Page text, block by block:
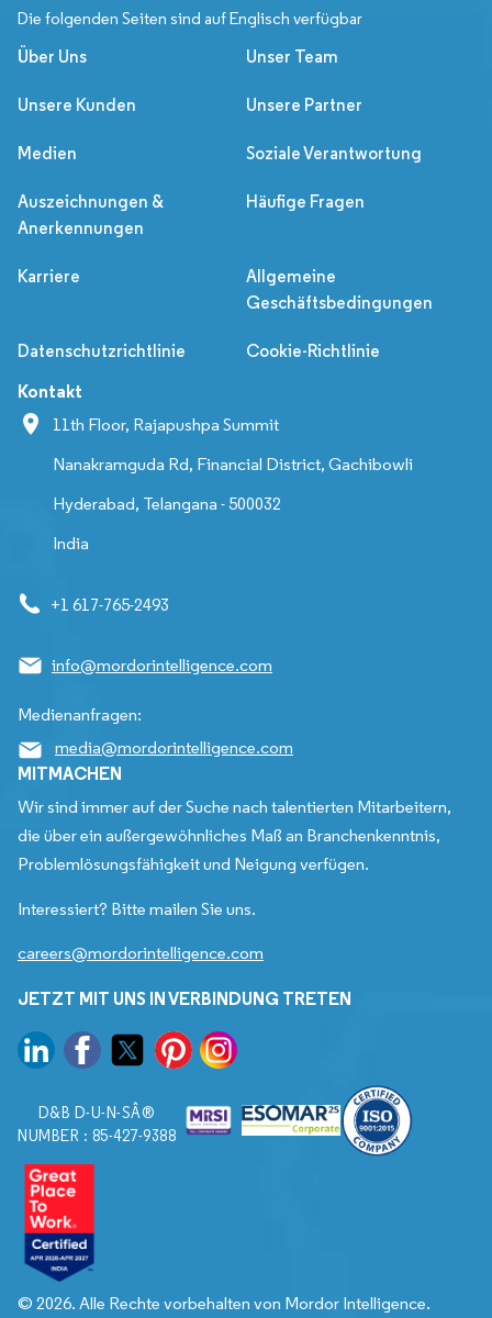
Die folgenden Seiten sind auf Englisch verfügbar
Über Uns Unser Team
Unsere Kunden Unsere Partner
Medien Soziale Verantwortung
Auszeichnungen &
Anerkennungen
Häufige Fragen
Karriere
Allgemeine
Geschäftsbedingungen
Datenschutzrichtlinie Cookie-Richtlinie
Kontakt
11th Floor, Rajapushpa Summit
Nanakramguda Rd, Financial District, Gachibowli
Hyderabad, Telangana - 500032
India
+1 617-765-2493
info@mordorintelligence.com
Medienanfragen:
media@mordorintelligence.com
MITMACHEN
Wir sind immer auf der Suche nach talentierten Mitarbeitern,
die über ein außergewöhnliches Maß an Branchenkenntnis,
Problemlösungsfähigkeit und Neigung verfügen.
Interessiert? Bitte mailen Sie uns.
careers@mordorintelligence.com
JETZT MIT UNS IN VERBINDUNG TRETEN
D&B D-U-N-SÂ®
NUMBER : 85-427-9388
© 2026. Alle Rechte vorbehalten von Mordor Intelligence.